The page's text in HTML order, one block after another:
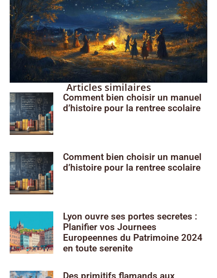
Articles similaires
Comment bien choisir un manuel
d’histoire pour la rentree scolaire
Comment bien choisir un manuel
d’histoire pour la rentree scolaire
Lyon ouvre ses portes secretes :
Planifier vos Journees
Europeennes du Patrimoine 2024
en toute serenite